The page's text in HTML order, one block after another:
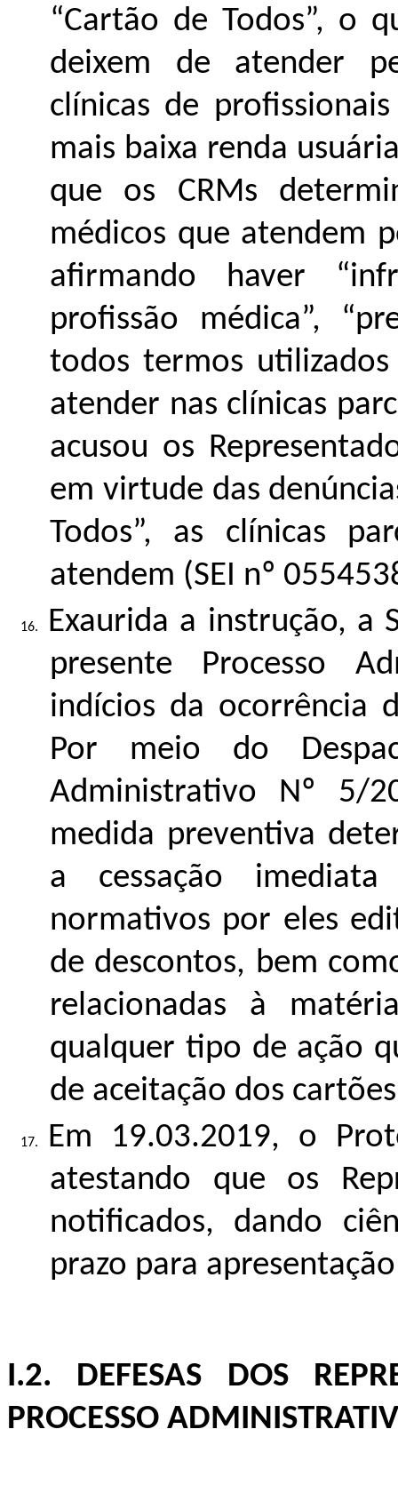
“Cartão de Todos”, o
deixem de atender
clínicas de
mais baixa renda
que os CRMs
médicos que atendem
afirmando haver
profissão médica”,
todos termos
atender nas clínicas
acusou os
em virtude das
Todos”, as clínicas
atendem (SEI nº
Exaurida a instrução, a
presente Processo
indícios da ocorrência
Por meio do
Administrativo Nº 5/
medida preventiva
a cessação
normativos por eles
de descontos, bem
relacionadas à
qualquer tipo de ação
de aceitação dos
Em 19.03.2019, o
atestando que os
notificados, dando
prazo para
I.2. DEFESAS DOS
PROCESSO